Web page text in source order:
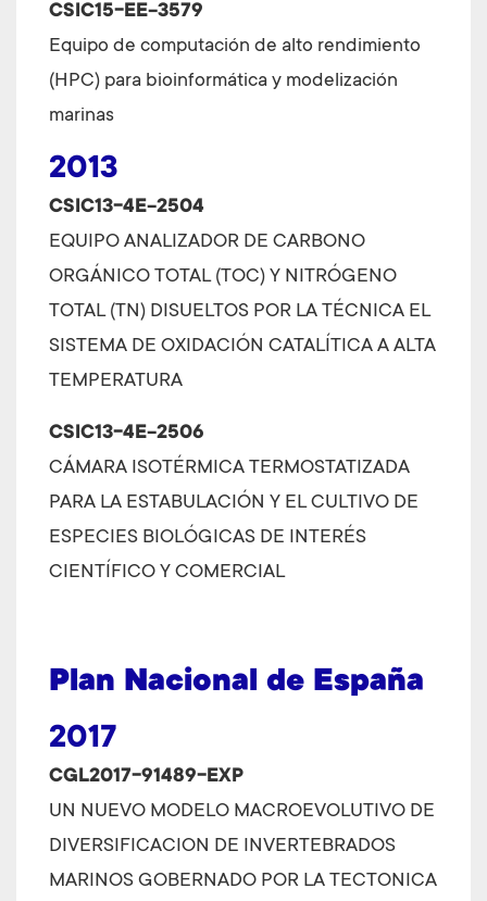
CSIC15-EE-3579
Equipo de computación de alto rendimiento
(HPC) para bioinformática y modelización
marinas
2013
CSIC13-4E-2504
EQUIPO ANALIZADOR DE CARBONO
ORGÁNICO TOTAL (TOC) Y NITRÓGENO
TOTAL (TN) DISUELTOS POR LA TÉCNICA EL
SISTEMA DE OXIDACIÓN CATALÍTICA A ALTA
TEMPERATURA
CSIC13-4E-2506
CÁMARA ISOTÉRMICA TERMOSTATIZADA
PARA LA ESTABULACIÓN Y EL CULTIVO DE
ESPECIES BIOLÓGICAS DE INTERÉS
CIENTÍFICO Y COMERCIAL
Plan Nacional de España
2017
CGL2017-91489-EXP
UN NUEVO MODELO MACROEVOLUTIVO DE
DIVERSIFICACION DE INVERTEBRADOS
MARINOS GOBERNADO POR LA TECTONICA